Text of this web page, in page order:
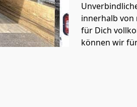
innerhalb von
für Dich
können wir